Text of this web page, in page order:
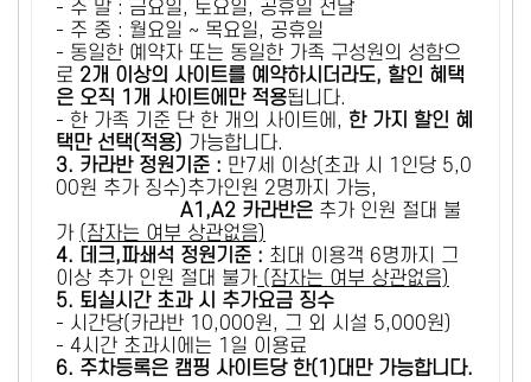
- 주 말 : 금요일, 토요일, 공휴일 전날
- 주 중 : 월요일 ~ 목요일, 공휴일
- 동일한 예약자 또는 동일한 가족 구성원의 성함으
로 2개 이상의 사이트를 예약하시더라도, 할인 혜택
은 오직 1개 사이트에만 적용됩니다.
- 한 가족 기준 단 한 개의 사이트에, 한 가지 할인 혜
택만 선택(적용) 가능합니다.
3. 카라반 정원기준 : 만7세 이상(초과 시 1인당 5,0
00원 추가 징수)추가인원 2명까지 가능,
A1,A2 카라반은 추가 인원 절대 불
가 (잠자는 여부 상관없음)
4. 데크,파쇄석 정원기준 : ​최대 이용객 6명까지 그
이상 추가 인원 절대 불가 (잠자는 여부 상관없음)
5. 퇴실시간 초과 시 추가요금 징수
- 시간당(카라반 10,000원, 그 외 시설 5,000원)
- 4시간 초과시에는 1일 이용료
6. 주차등록은 캠핑 사이트당 한(1)대만 가능합니다.